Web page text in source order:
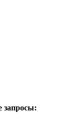
запросы: